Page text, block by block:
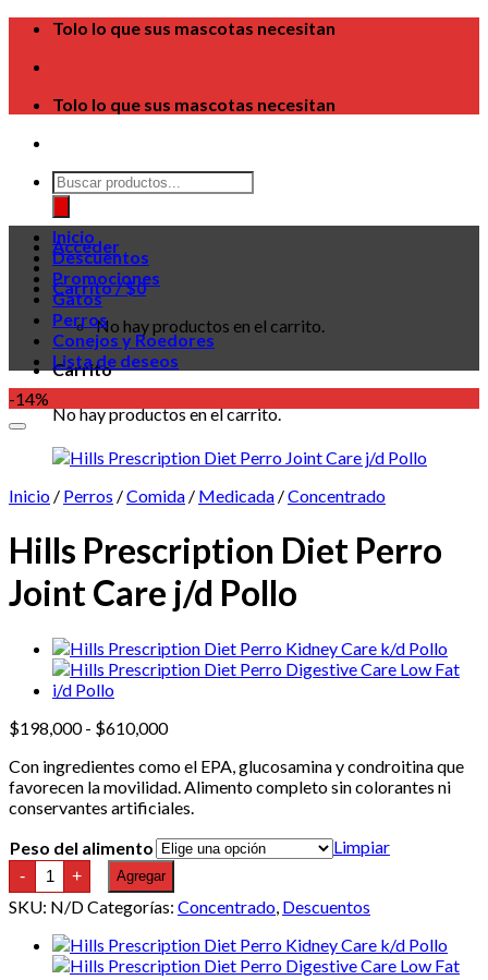
Skip
content
Tolo lo que sus mascotas necesitan
Tolo lo que sus mascotas necesitan
Búsqueda
de
productos
Acceder
Carrito /$0
No hay productos en el carrito.
Carrito
No hay productos en el carrito.
Inicio
Descuentos
Promociones
Gatos
Perros
Conejos y Roedores
Lista de deseos
-14%
Inicio / Perros /Comida / Medicada /Concentrado
Hills Prescription Diet Perro
Joint Care j/d Pollo
$198,000 - $610,000Rango
precios:
desde
$198,000
$610,000
Con ingredientes como el EPA, glucosamina y condroitina que
favorecen la movilidad. Alimento completo sin colorantes ni
conservantes artificiales.
Peso del alimento
Limpiar
- Hills
Prescription
Diet
Perro
Joint
Care
j/d
+ Agregar
SKU: N/DCategorías: Concentrado, Descuentos